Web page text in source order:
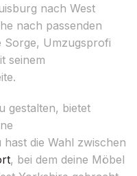
nach West
nach passenden
Sorge, Umzugsprofi
seinem
gestalten, bietet
die Wahl zwischen
, bei dem deine Möbel